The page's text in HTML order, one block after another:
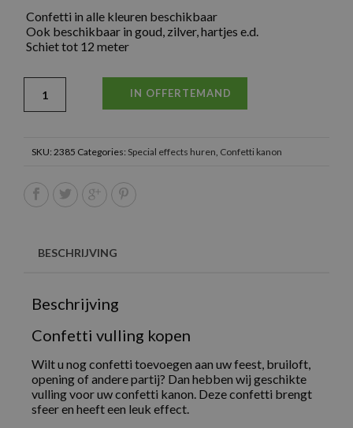
Confetti in alle kleuren beschikbaar
Ook beschikbaar in goud, zilver, hartjes e.d.
Schiet tot 12 meter
IN OFFERTEMAND
SKU: 2385 Categories: Special effects huren, Confetti kanon
BESCHRIJVING
Beschrijving
Confetti vulling kopen
Wilt u nog confetti toevoegen aan uw feest, bruiloft,
opening of andere partij? Dan hebben wij geschikte
vulling voor uw confetti kanon. Deze confetti brengt
sfeer en heeft een leuk effect.